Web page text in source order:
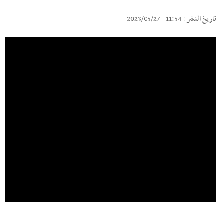
تاريخ النشر : 11:54 - 2023/05/27